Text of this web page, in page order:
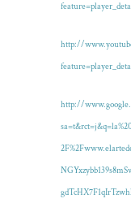
http://
http://